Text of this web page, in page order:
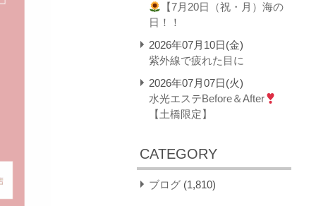
【7月20日（祝・月）海の
日！！
2026年07月10日(金)
紫外線で疲れた目に
2026年07月07日(火)
水光エステBefore＆After
【土橋限定】
CATEGORY
ブログ(1,810)